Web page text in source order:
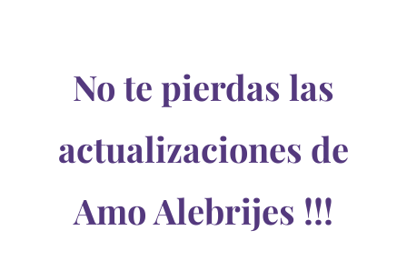
No te pierdas las
actualizaciones de
Amo Alebrijes !!!